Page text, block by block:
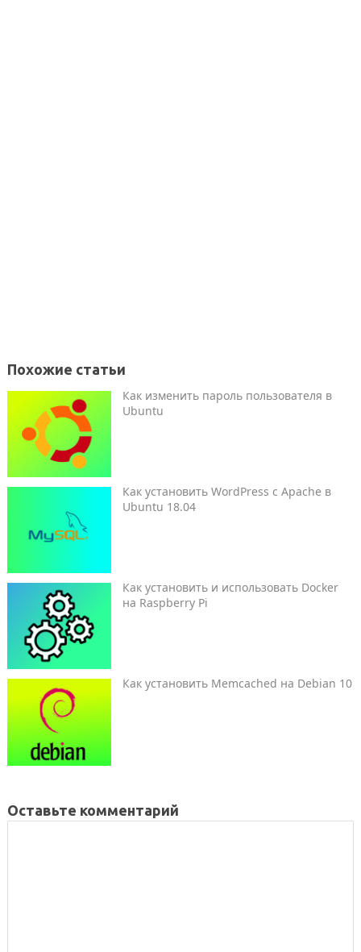
Похожие статьи
Как изменить пароль пользователя в
Ubuntu
Как установить WordPress с Apache в
Ubuntu 18.04
Как установить и использовать Docker
на Raspberry Pi
Как установить Memcached на Debian 10
Оставьте комментарий